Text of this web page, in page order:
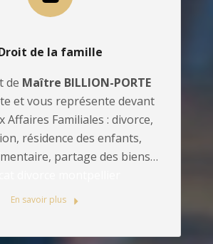
de la famille
de Maître BILLION-PORTE
et vous représente devant
Affaires Familiales : divorce,
résidence des enfants,
partage des biens…
En savoir plus